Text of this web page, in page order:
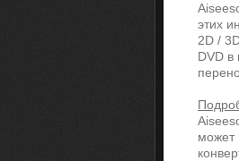
этих
2D /
DVD в
может